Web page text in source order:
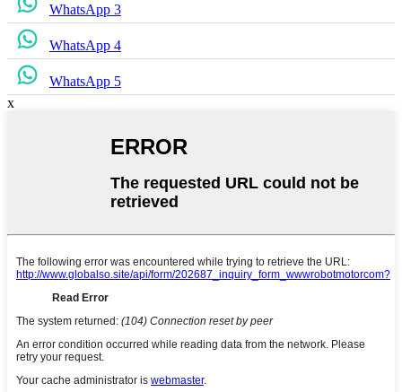
WhatsApp 3
WhatsApp 4
WhatsApp 5
x